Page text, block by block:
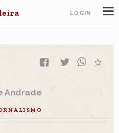
LOGIN
Andrade